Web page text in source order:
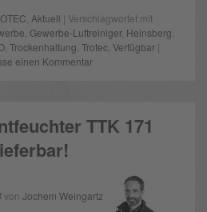
Aktuell | Verschlagwortet mit
Gewerbe-Luftreiniger, Heinsberg
Trockenhaltung Trotec Verfügbar |
einen Kommentar
TTK 171
von Jochem Weingartz